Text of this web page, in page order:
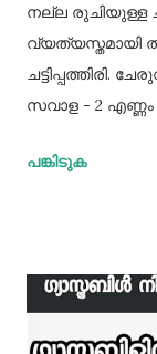
നല്ല രുചിയുള്ള
വ്യത്യസ്തമായി
ചട്ടിപ്പത്തിരി.
സവാള - 2 എണ്ണം
വിധം ചിക്കൻ
ഇഞ്ചി
ഇതിൽ
പങ്കിടുക